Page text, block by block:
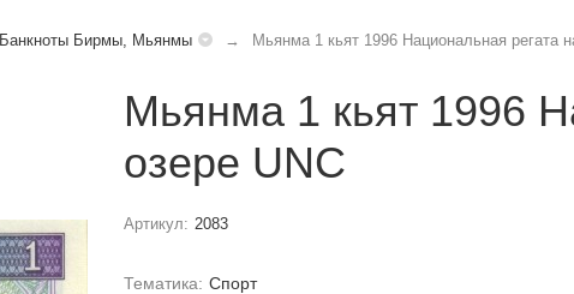
Банкноты Бирмы, Мьянмы Мьянма 1 кьят 1996 Национальная регата
Мьянма 1 кьят 1996
озере UNC
Артикул: 2083
Тематика: Спорт